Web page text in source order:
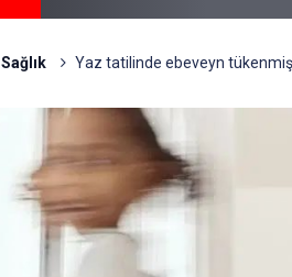
Sağlık Yaz tatilinde ebeveyn